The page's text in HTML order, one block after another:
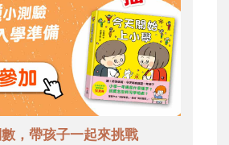
，帶孩子一起來挑戰